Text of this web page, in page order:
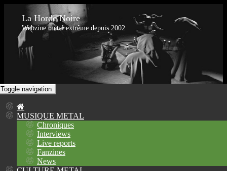
La Horde Noire
Webzine metal extrême depuis 2002
Toggle navigation
MUSIQUE METAL
Chroniques
Interviews
Live reports
Fanzines
News